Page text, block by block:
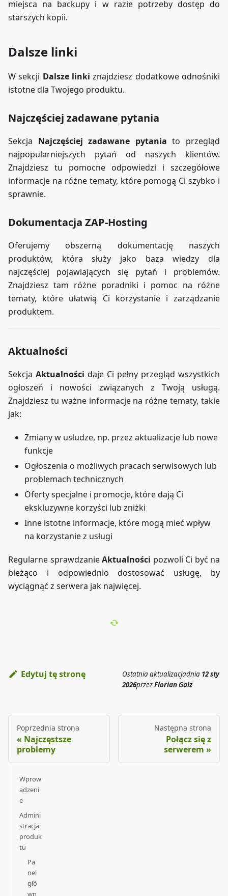
miejsca na backupy i w razie potrzeby dostęp do
starszych kopii.
Dalsze linki
W sekcji Dalsze linki znajdziesz dodatkowe odnośniki
istotne dla Twojego produktu.
Najczęściej zadawane pytania
Sekcja Najczęściej zadawane pytania to przegląd
najpopularniejszych pytań od naszych klientów.
Znajdziesz tu pomocne odpowiedzi i szczegółowe
informacje na różne tematy, które pomogą Ci szybko i
sprawnie.
Dokumentacja ZAP-Hosting
Oferujemy obszerną dokumentację naszych
produktów, która służy jako baza wiedzy dla
najczęściej pojawiających się pytań i problemów.
Znajdziesz tam różne poradniki i pomoc na różne
tematy, które ułatwią Ci korzystanie i zarządzanie
produktem.
Aktualności
Sekcja Aktualności daje Ci pełny przegląd wszystkich
ogłoszeń i nowości związanych z Twoją usługą.
Znajdziesz tu ważne informacje na różne tematy, takie
jak:
Zmiany w usłudze, np. przez aktualizacje lub nowe
funkcje
Ogłoszenia o możliwych pracach serwisowych lub
problemach technicznych
Oferty specjalne i promocje, które dają Ci
ekskluzywne korzyści lub zniżki
Inne istotne informacje, które mogą mieć wpływ
na korzystanie z usługi
Regularne sprawdzanieAktualności pozwoli Ci być na
bieżąco i odpowiednio dostosować usługę, by
wyciągnąć z serwera jak najwięcej.
Edytuj tę stronę Ostatnia aktualizacjadnia 12 sty
2026przezFlorian Galz
Poprzednia strona
Najczęstsze
problemy
Następna strona
Połącz się z
serwerem
Wprow
adzeni
e
Admini
stracja
produk
tu
Pa
nel
głó
wn